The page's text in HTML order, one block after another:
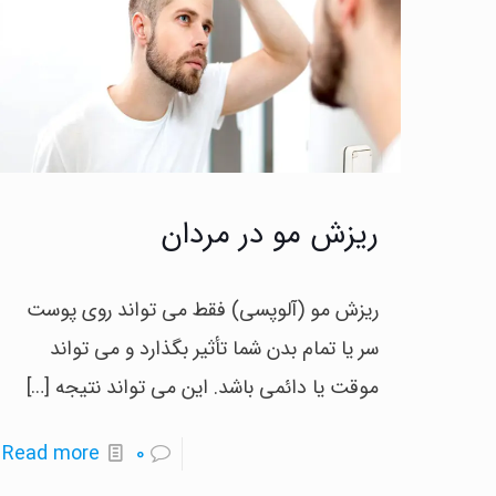
ریزش مو در مردان
ریزش مو (آلوپسی) فقط می تواند روی پوست
سر یا تمام بدن شما تأثیر بگذارد و می تواند
موقت یا دائمی باشد. این می تواند نتیجه […]
0
Read more